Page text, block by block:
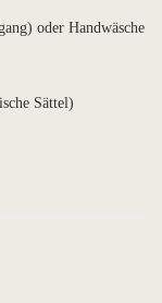
oder Handwäsche
Sättel)